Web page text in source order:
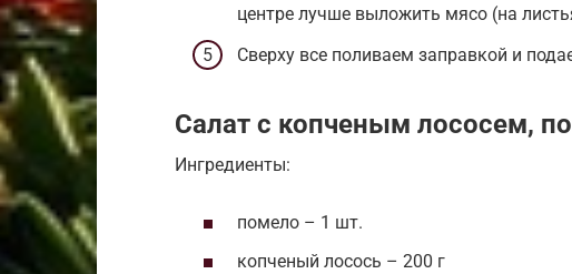
центре лучше выложить мясо (на
Сверху все поливаем заправкой и
Салат с копченым лососем,
Ингредиенты:
помело – 1 шт.
копченый лосось – 200 г